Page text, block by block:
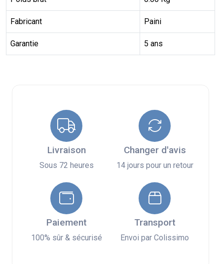
Fabricant Paini
Garantie 5 ans
Livraison
Sous 72 heures
Changer d'avis
14 jours pour un retour
Paiement
100% sûr & sécurisé
Transport
Envoi par Colissimo